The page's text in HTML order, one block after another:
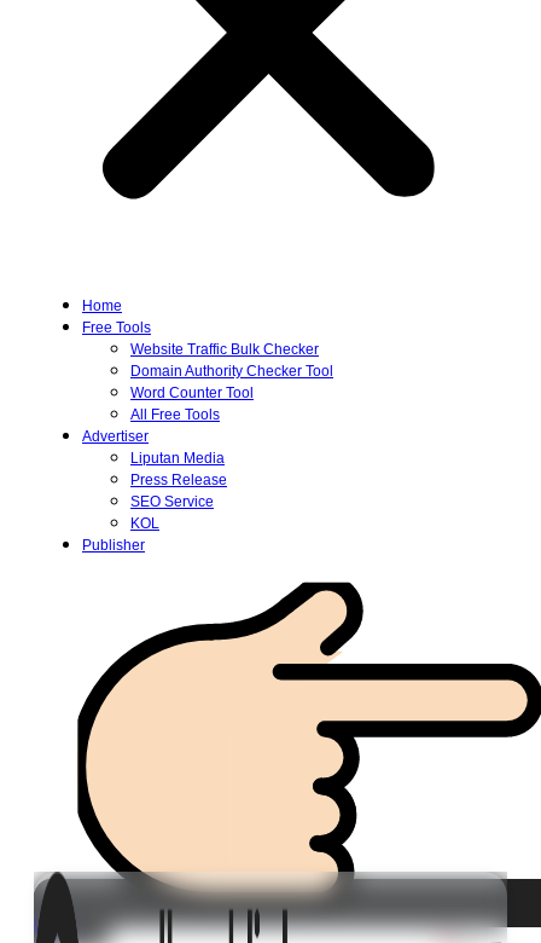
Home
Free Tools
Website Traffic Bulk Checker
Domain Authority Checker Tool
Word Counter Tool
All Free Tools
Advertiser
Liputan Media
Press Release
SEO Service
KOL
Publisher
Login